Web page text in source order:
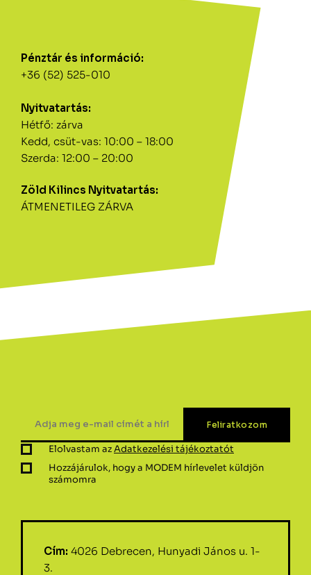
Pénztár és információ:
+36 (52) 525-010
Nyitvatartás:
Hétfő: zárva
Kedd, csüt-vas: 10:00 – 18:00
Szerda: 12:00 – 20:00
Zöld Kilincs Nyitvatartás:
ÁTMENETILEG ZÁRVA
Elolvastam azAdatkezelési tájékoztatót
Hozzájárulok, hogy a MODEM hírlevelet küldjön
számomra
Cím: 4026 Debrecen, Hunyadi János u. 1-
3.